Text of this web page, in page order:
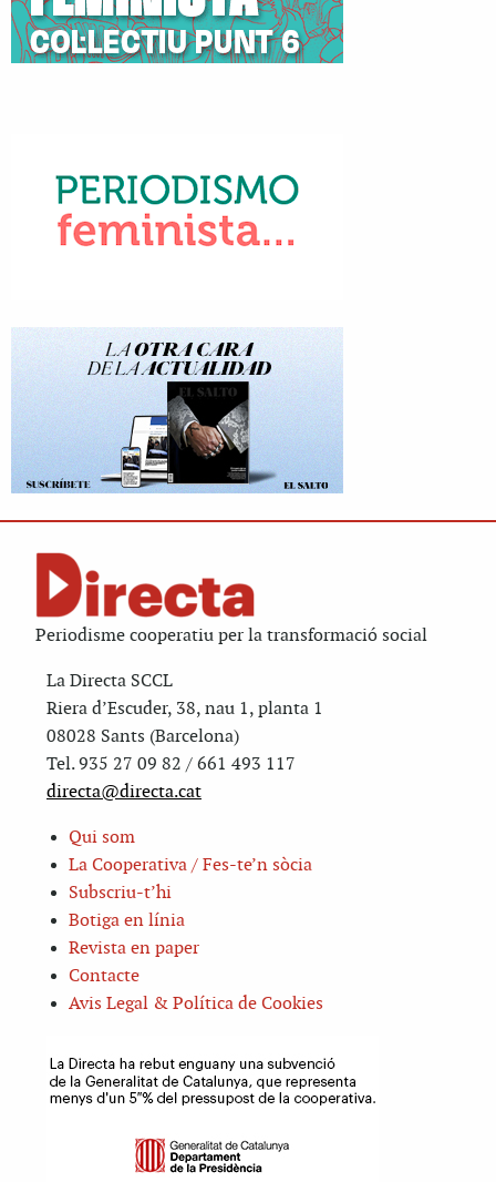
Periodisme cooperatiu per la transformació social
La Directa SCCL
Riera d’Escuder, 38, nau 1, planta 1
08028 Sants (Barcelona)
Tel. 935 27 09 82 / 661 493 117
directa@directa.cat
Qui som
La Cooperativa / Fes-te’n sòcia
Subscriu-t’hi
Botiga en línia
Revista en paper
Contacte
Avis Legal & Política de Cookies